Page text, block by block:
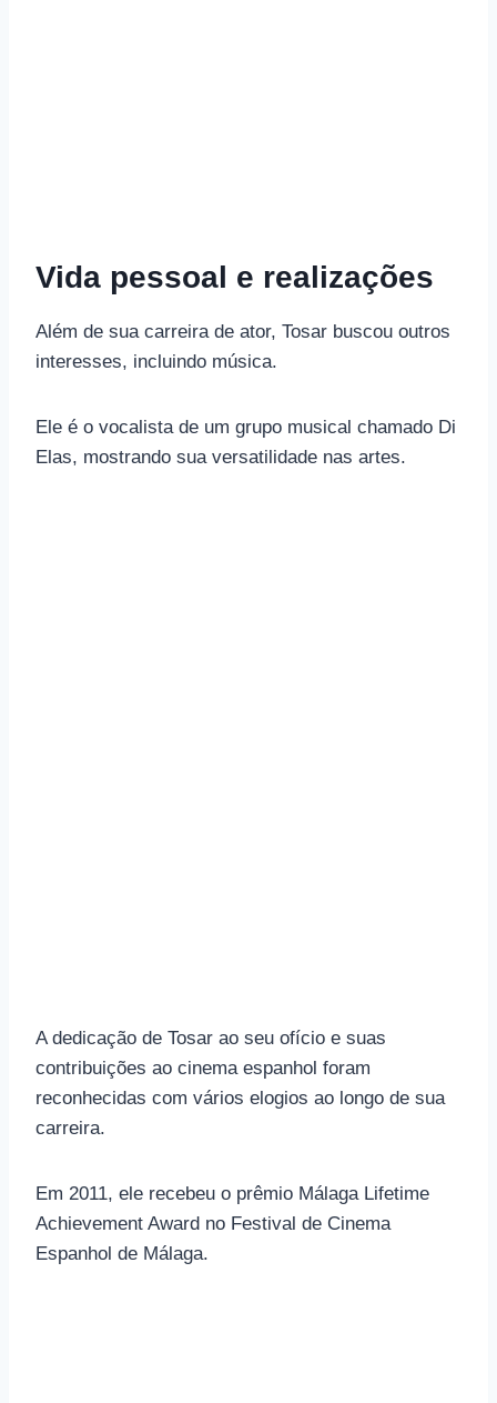
Vida pessoal e realizações
Além de sua carreira de ator, Tosar buscou outros
interesses, incluindo música.
Ele é o vocalista de um grupo musical chamado Di
Elas, mostrando sua versatilidade nas artes.
A dedicação de Tosar ao seu ofício e suas
contribuições ao cinema espanhol foram
reconhecidas com vários elogios ao longo de sua
carreira.
Em 2011, ele recebeu o prêmio Málaga Lifetime
Achievement Award no Festival de Cinema
Espanhol de Málaga.